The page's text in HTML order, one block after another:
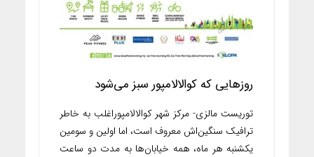
روزهایی که کوالالامپور سبز می‌شود
توریست مالزی- مرکز شهر کوالالامپوراغلب به خاطر
ترافیک سنگین‌اش معروف است، اما اولین و سومین
یکشنبه هر ماه، همه خیابان‌ها به مدت دو ساعت